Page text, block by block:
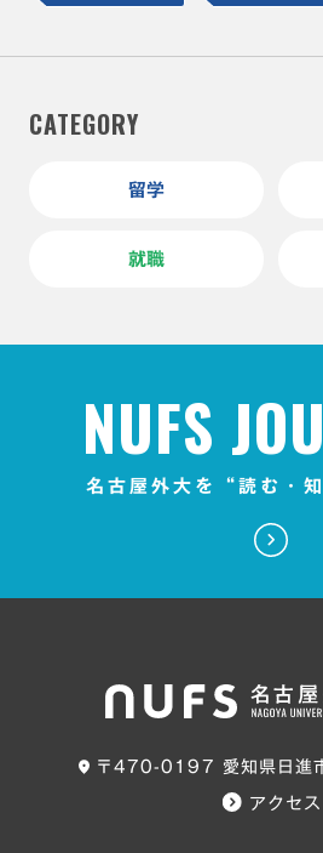
CATEGORY
留学
就職
NUFS
名古屋外大を“読む・
〒470-0197 愛知県日進
アクセス